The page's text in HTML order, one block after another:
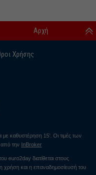
Χρήσης
Αρχή
με καθυστέρηση 15’. Οι τιμές των
την InBroker
euro2day διατίθεται στους
χρήση και η επαναδημοσίευσή του